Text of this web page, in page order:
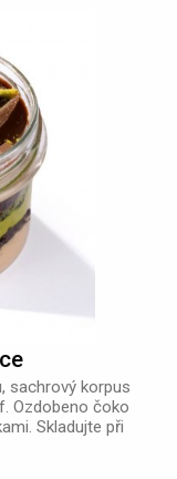
sachrový korpus
Ozdobeno čoko
Skladujte při